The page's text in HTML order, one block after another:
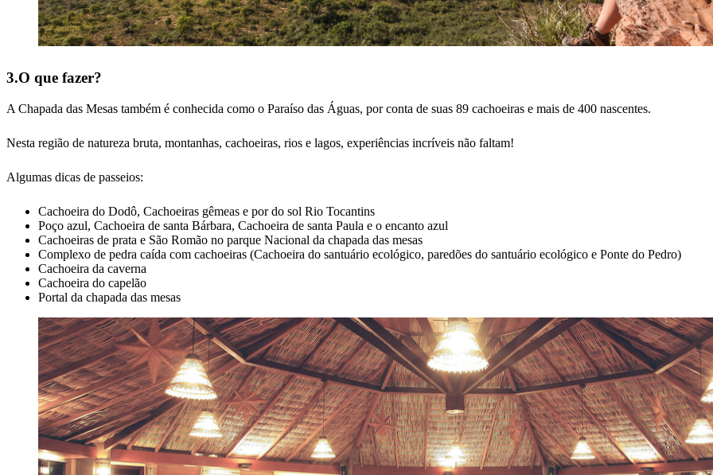
3.O que fazer?
A Chapada das Mesas também é conhecida como o Paraíso das Águas, por conta de suas 89 cachoeiras e mais de 400 nascentes.
Nesta região de natureza bruta, montanhas, cachoeiras, rios e lagos, experiências incríveis não faltam!
Algumas dicas de passeios:
Cachoeira do Dodô, Cachoeiras gêmeas e por do sol Rio Tocantins
Poço azul, Cachoeira de santa Bárbara, Cachoeira de santa Paula e o encanto azul
Cachoeiras de prata e São Romão no parque Nacional da chapada das mesas
Complexo de pedra caída com cachoeiras (Cachoeira do santuário ecológico, paredões do santuário ecológico e Ponte do Pedro)
Cachoeira da caverna
Cachoeira do capelão
Portal da chapada das mesas